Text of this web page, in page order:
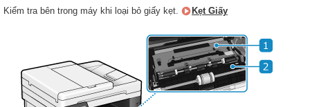
Kiểm tra bên trong máy khi loại bỏ giấy kẹt. Kẹt Giấy